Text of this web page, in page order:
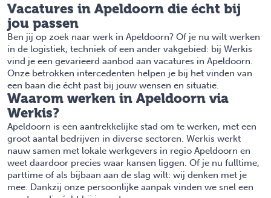
Vacatures in Apeldoorn die écht bij
jou passen
Ben jij op zoek naar werk in Apeldoorn? Of je nu wilt werken
in de logistiek, techniek of een ander vakgebied: bij Werkis
vind je een gevarieerd aanbod aan vacatures in Apeldoorn.
Onze betrokken intercedenten helpen je bij het vinden van
een baan die écht past bij jouw wensen en situatie.
Waarom werken in Apeldoorn via
Werkis?
Apeldoorn is een aantrekkelijke stad om te werken, met een
groot aantal bedrijven in diverse sectoren. Werkis werkt
nauw samen met lokale werkgevers in regio Apeldoorn en
weet daardoor precies waar kansen liggen. Of je nu fulltime,
parttime of als bijbaan aan de slag wilt: wij denken met je
mee. Dankzij onze persoonlijke aanpak vinden we snel een